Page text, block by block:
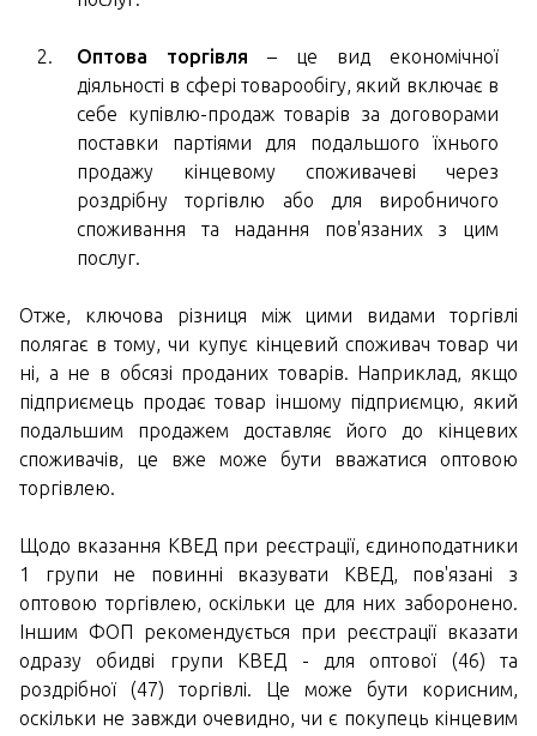
Оптова торгівля – це вид економічної
діяльності в сфері товарообігу, який включає в
себе купівлю-продаж товарів за договорами
поставки партіями для подальшого їхнього
продажу кінцевому споживачеві через
роздрібну торгівлю або для виробничого
споживання та надання пов'язаних з цим
послуг.
Отже, ключова різниця між цими видами торгівлі
полягає в тому, чи купує кінцевий споживач товар чи
ні, а не в обсязі проданих товарів. Наприклад, якщо
підприємець продає товар іншому підприємцю, який
подальшим продажем доставляє його до кінцевих
споживачів, це вже може бути вважатися оптовою
торгівлею.
Щодо вказання КВЕД при реєстрації, єдиноподатники
1 групи не повинні вказувати КВЕД, пов'язані з
оптовою торгівлею, оскільки це для них заборонено.
Іншим ФОП рекомендується при реєстрації вказати
одразу обидві групи КВЕД - для оптової (46) та
роздрібної (47) торгівлі. Це може бути корисним,
оскільки не завжди очевидно, чи є покупець кінцевим